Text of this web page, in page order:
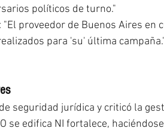
políticos de turno."
: "El proveedor de Buenos Aires en
para 'su' última
seguridad jurídica y criticó la
se edifica NI fortalece,